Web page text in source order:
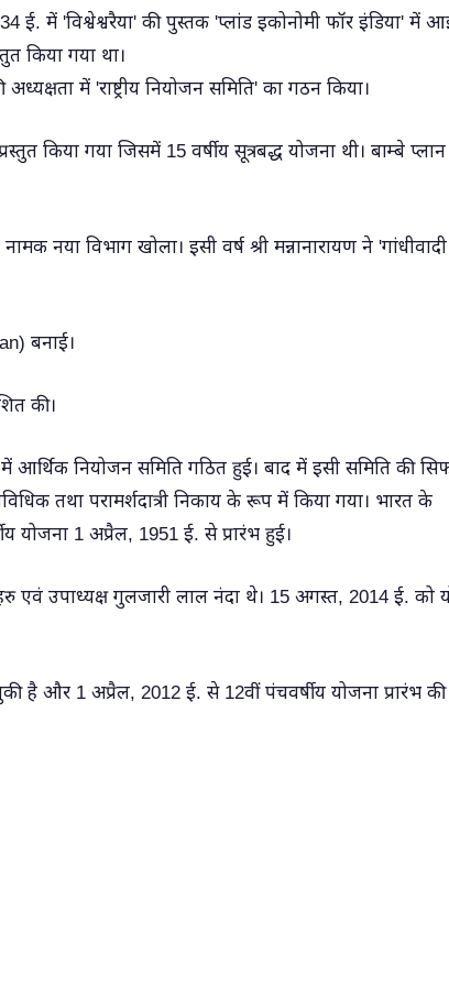
में 'विश्वेश्वरैया' की पुस्तक 'प्लांड इकोनोमी फॉर इंडिया' में
किया गया था।
में 'राष्ट्रीय नियोजन समिति' का गठन किया।
किया गया जिसमें 15 वर्षीय सूत्रबद्ध योजना थी। बाम्बे
नया विभाग खोला। इसी वर्ष श्री मन्नानारायण ने 'गांधीवादी
बनाई।
की।
आर्थिक नियोजन समिति गठित हुई। बाद में इसी समिति की
तथा परामर्शदात्री निकाय के रूप में किया गया। भारत के
योजना 1 अप्रैल, 1951 ई. से प्रारंभ हुई।
एवं उपाध्यक्ष गुलजारी लाल नंदा थे। 15 अगस्त, 2014 ई. को
है और 1 अप्रैल, 2012 ई. से 12वीं पंचवर्षीय योजना प्रारंभ